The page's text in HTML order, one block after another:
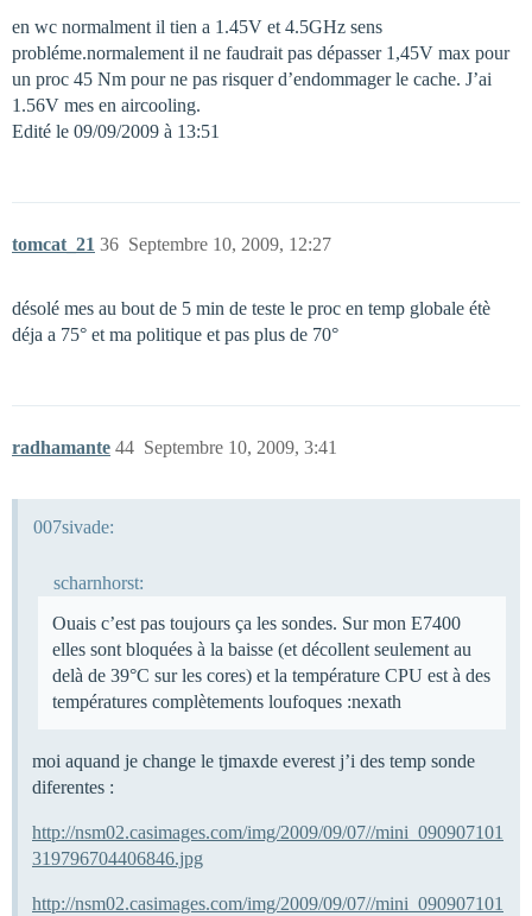
en wc normalment il tien a 1.45V et 4.5GHz sens
probléme.normalement il ne faudrait pas dépasser 1,45V max pour
un proc 45 Nm pour ne pas risquer d’endommager le cache. J’ai
1.56V mes en aircooling.
Edité le 09/09/2009 à 13:51
tomcat_21 Septembre 10, 2009, 12:27
36
désolé mes au bout de 5 min de teste le proc en temp globale étè
déja a 75° et ma politique et pas plus de 70°
radhamante Septembre 10, 2009, 3:41
44
007sivade:
scharnhorst:
Ouais c’est pas toujours ça les sondes. Sur mon E7400
elles sont bloquées à la baisse (et décollent seulement au
delà de 39°C sur les cores) et la température CPU est à des
températures complètements loufoques :nexath
moi aquand je change le tjmaxde everest j’i des temp sonde
diferentes :
http://nsm02.casimages.com/img/2009/09/07//mini_090907101
319796704406846.jpg
http://nsm02.casimages.com/img/2009/09/07//mini_090907101